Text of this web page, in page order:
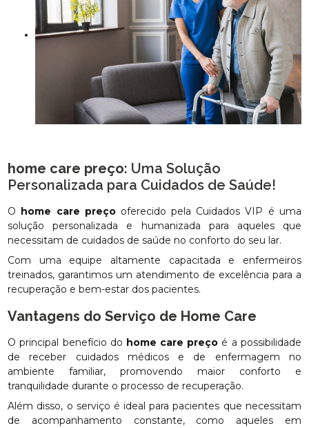
home care preço: Uma Solução
Personalizada para Cuidados de Saúde!
O home care preçooferecido pela Cuidados VIP é uma
solução personalizada e humanizada para aqueles que
necessitam de cuidados de saúde no conforto do seu lar.
Com uma equipe altamente capacitada e enfermeiros
treinados, garantimos um atendimento de excelência para a
recuperação e bem-estar dos pacientes.
Vantagens do Serviço de Home Care
O principal benefício do home care preço é a possibilidade
de receber cuidados médicos e de enfermagem no
ambiente familiar, promovendo maior conforto e
tranquilidade durante o processo de recuperação.
Além disso, o serviço é ideal para pacientes que necessitam
de acompanhamento constante, como aqueles em